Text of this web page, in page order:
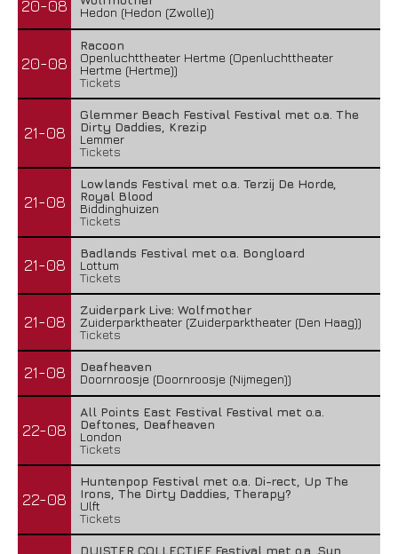
20-08
Hedon (Hedon (Zwolle))
20-08
Racoon
Openluchttheater Hertme (Openluchttheater
Hertme (Hertme))
Tickets
21-08
Glemmer Beach Festival Festival met o.a. The
Dirty Daddies, Krezip
Lemmer
Tickets
21-08
Lowlands Festival met o.a. Terzij De Horde,
Royal Blood
Biddinghuizen
Tickets
21-08
Badlands Festival met o.a. Bongloard
Lottum
Tickets
21-08
Zuiderpark Live: Wolfmother
Zuiderparktheater (Zuiderparktheater (Den Haag))
Tickets
21-08
Deafheaven
Doornroosje (Doornroosje (Nijmegen))
22-08
All Points East Festival Festival met o.a.
Deftones, Deafheaven
London
Tickets
22-08
Huntenpop Festival met o.a. Di-rect, Up The
Irons, The Dirty Daddies, Therapy?
Ulft
Tickets
DUISTER COLLECTIEF Festival met o.a. Sun